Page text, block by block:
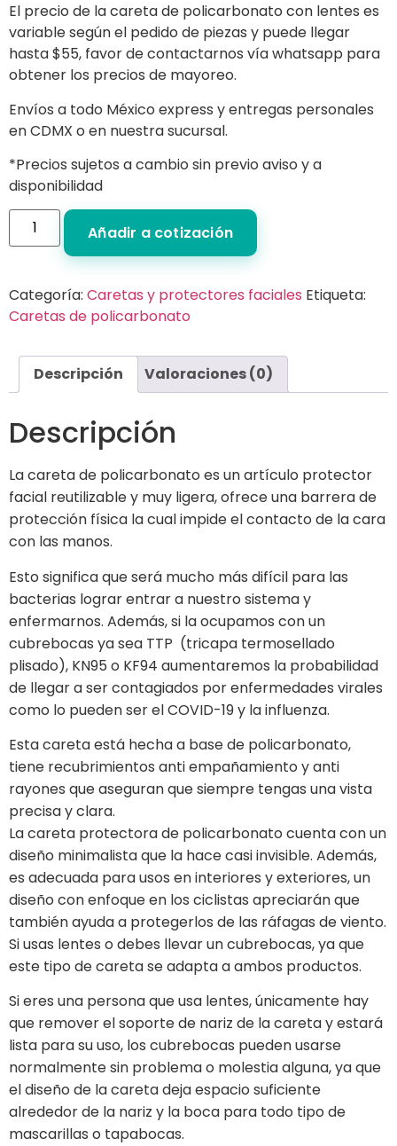
El precio de la careta de policarbonato con lentes es
variable según el pedido de piezas y puede llegar
hasta $55, favor de contactarnos vía whatsapp para
obtener los precios de mayoreo.
Envíos a todo México express y entregas personales
en CDMX o en nuestra sucursal.
*Precios sujetos a cambio sin previo aviso y a
disponibilidad
Añadir a cotización
Categoría: Caretas y protectores faciales Etiqueta:
Caretas de policarbonato
Descripción Valoraciones (0)
Descripción
La careta de policarbonato es un artículo protector
facial reutilizable y muy ligera, ofrece una barrera de
protección física la cual impide el contacto de la cara
con las manos.
Esto significa que será mucho más difícil para las
bacterias lograr entrar a nuestro sistema y
enfermarnos. Además, si la ocupamos con un
cubrebocas ya sea TTP (tricapa termosellado
plisado), KN95 o KF94 aumentaremos la probabilidad
de llegar a ser contagiados por enfermedades virales
como lo pueden ser el COVID-19 y la influenza.
Esta careta está hecha a base de policarbonato,
tiene recubrimientos anti empañamiento y anti
rayones que aseguran que siempre tengas una vista
precisa y clara.
La careta protectora de policarbonato cuenta con un
diseño minimalista que la hace casi invisible. Además,
es adecuada para usos en interiores y exteriores, un
diseño con enfoque en los ciclistas apreciarán que
también ayuda a protegerlos de las ráfagas de viento.
Si usas lentes o debes llevar un cubrebocas, ya que
este tipo de careta se adapta a ambos productos.
Si eres una persona que usa lentes, únicamente hay
que remover el soporte de nariz de la careta y estará
lista para su uso, los cubrebocas pueden usarse
normalmente sin problema o molestia alguna, ya que
el diseño de la careta deja espacio suficiente
alrededor de la nariz y la boca para todo tipo de
mascarillas o tapabocas.